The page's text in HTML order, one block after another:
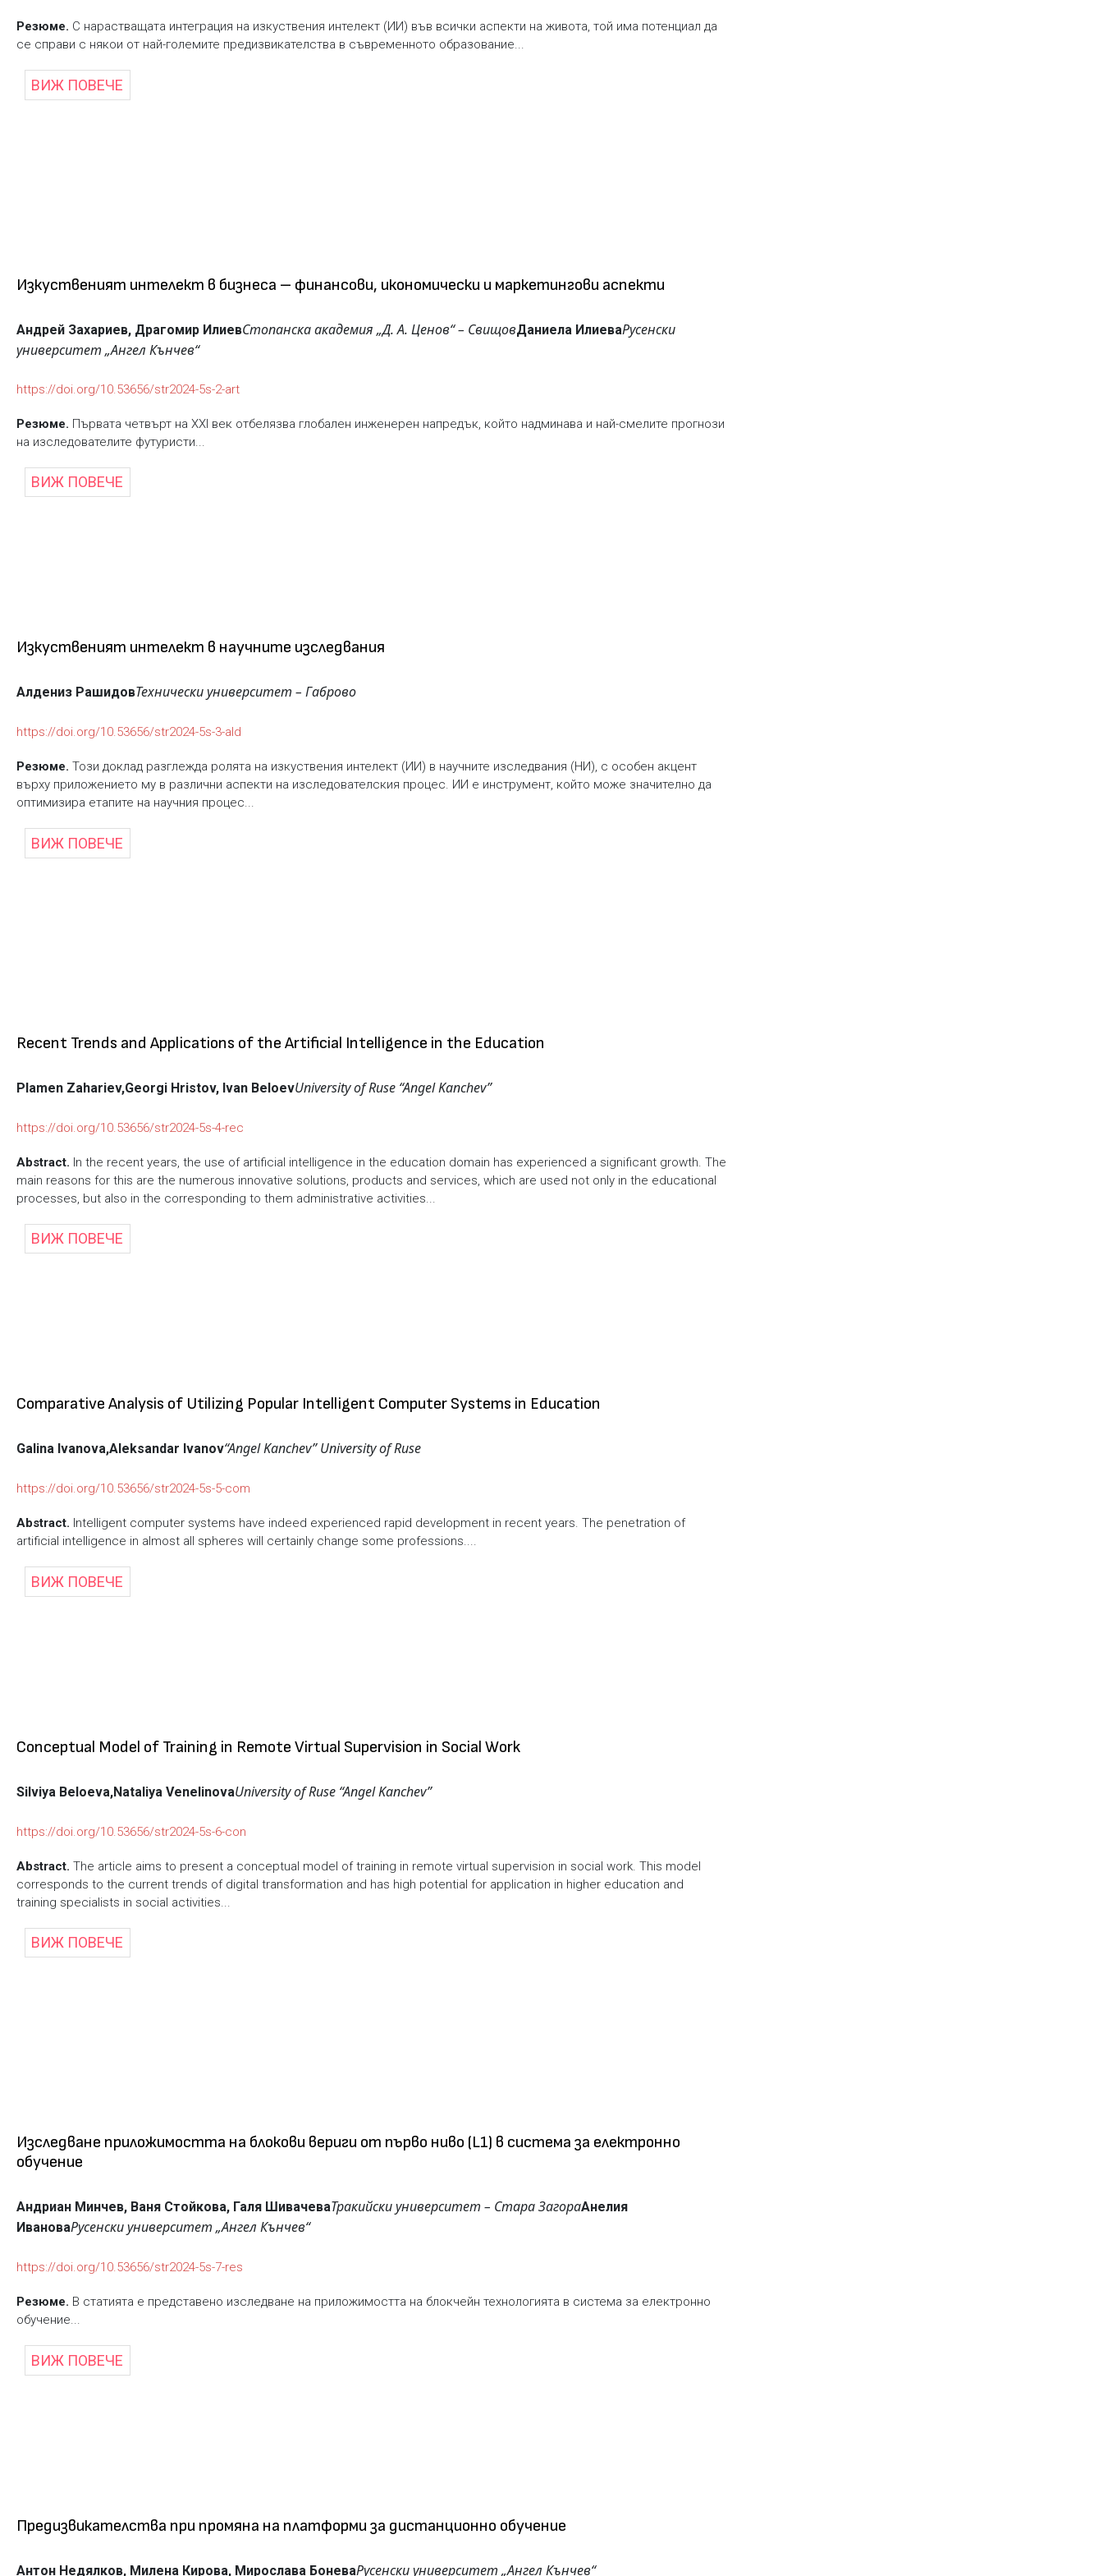
Резюме. С нарастващата интеграция на изкуствения интелект (ИИ) във всички аспекти на живота, той има потенциал да
се справи с някои от най-големите предизвикателства в съвременното образование...
ВИЖ ПОВЕЧЕ
Изкуственият интелект в бизнеса – финансови, икономически и маркетингови аспекти
Андрей Захариев, Драгомир ИлиевСтопанска академия „Д. А. Ценов“ – СвищовДаниела ИлиеваРусенски
университет „Ангел Кънчев“
https://doi.org/10.53656/str2024-5s-2-art
Резюме. Първата четвърт на XXI век отбелязва глобален инженерен напредък, който надминава и най-смелите прогнози
на изследователите футуристи...
ВИЖ ПОВЕЧЕ
Изкуственият интелект в научните изследвания
Алдениз РашидовТехнически университет – Габрово
https://doi.org/10.53656/str2024-5s-3-ald
Резюме. Този доклад разглежда ролята на изкуствения интелект (ИИ) в научните изследвания (НИ), с особен акцент
върху приложението му в различни аспекти на изследователския процес. ИИ е инструмент, който може значително да
оптимизира етапите на научния процес...
ВИЖ ПОВЕЧЕ
Recent Trends and Applications of the Artificial Intelligence in the Education
Plamen Zahariev,Georgi Hristov, Ivan BeloevUniversity of Ruse “Angel Kanchev”
https://doi.org/10.53656/str2024-5s-4-rec
Abstract. In the recent years, the use of artificial intelligence in the education domain has experienced a significant growth. The
main reasons for this are the numerous innovative solutions, products and services, which are used not only in the educational
processes, but also in the corresponding to them administrative activities...
ВИЖ ПОВЕЧЕ
Comparative Analysis of Utilizing Popular Intelligent Computer Systems in Education
Galina Ivanova,Aleksandar Ivanov“Angel Kanchev” University of Ruse
https://doi.org/10.53656/str2024-5s-5-com
Abstract. Intelligent computer systems have indeed experienced rapid development in recent years. The penetration of
artificial intelligence in almost all spheres will certainly change some professions....
ВИЖ ПОВЕЧЕ
Conceptual Model of Training in Remote Virtual Supervision in Social Work
Silviya Beloeva,Nataliya VenelinovaUniversity of Ruse “Angel Kanchev”
https://doi.org/10.53656/str2024-5s-6-con
Abstract. The article aims to present a conceptual model of training in remote virtual supervision in social work. This model
corresponds to the current trends of digital transformation and has high potential for application in higher education and
training specialists in social activities...
ВИЖ ПОВЕЧЕ
Изследване приложимостта на блокови вериги от първо ниво (L1) в система за електронно
обучение
Андриан Минчев, Ваня Стойкова, Галя ШивачеваТракийски университет – Стара ЗагораАнелия
ИвановаРусенски университет „Ангел Кънчев“
https://doi.org/10.53656/str2024-5s-7-res
Резюме. В статията е представено изследване на приложимостта на блокчейн технологията в система за електронно
обучение...
ВИЖ ПОВЕЧЕ
Предизвикателства при промяна на платформи за дистанционно обучение
Антон Недялков, Милена Кирова, Мирослава БоневаРусенски университет „Ангел Кънчев“